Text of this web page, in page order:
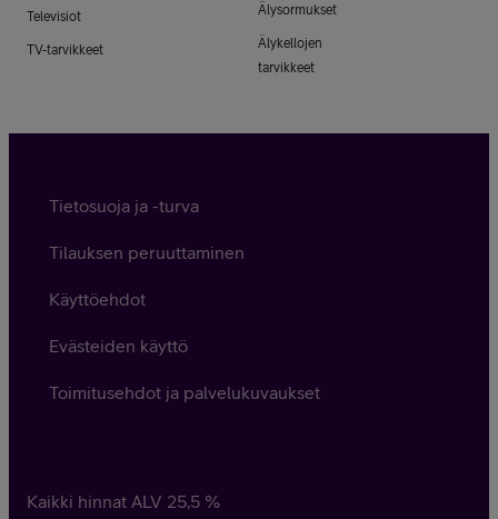
Televisiot
TV-tarvikkeet
Älysormukset
Älykellojen
tarvikkeet
Tietosuoja ja -turva
Tilauksen peruuttaminen
Käyttöehdot
Evästeiden käyttö
Toimitusehdot ja palvelukuvaukset
Kaikki hinnat ALV 25,5 %